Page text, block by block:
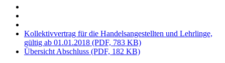
Kollektivvertrag für die Handelsangestellten und Lehrlinge,
gültig ab 01.01.2018 (PDF, 783 KB)
Übersicht Abschluss (PDF, 182 KB)